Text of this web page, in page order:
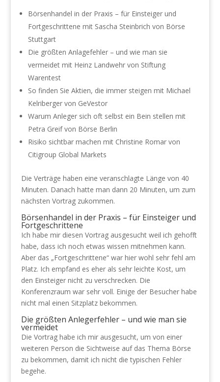
Börsenhandel in der Praxis – für Einsteiger und
Fortgeschrittene mit Sascha Steinbrich von Börse
Stuttgart
Die größten Anlagefehler – und wie man sie
vermeidet mit Heinz Landwehr von Stiftung
Warentest
So finden Sie Aktien, die immer steigen mit Michael
Kelriberger von GeVestor
Warum Anleger sich oft selbst ein Bein stellen mit
Petra Greif von Börse Berlin
Risiko sichtbar machen mit Christine Romar von
Citigroup Global Markets
Die Verträge haben eine veranschlagte Länge von 40
Minuten. Danach hatte man dann 20 Minuten, um zum
nächsten Vortrag zukommen.
Börsenhandel in der Praxis – für Einsteiger und
Fortgeschrittene
Ich habe mir diesen Vortrag ausgesucht weil ich gehofft
habe, dass ich noch etwas wissen mitnehmen kann.
Aber das „Fortgeschrittene“ war hier wohl sehr fehl am
Platz. Ich empfand es eher als sehr leichte Kost, um
den Einsteiger nicht zu verschrecken. Die
Konferenzraum war sehr voll. Einige der Besucher habe
nicht mal einen Sitzplatz bekommen.
Die größten Anlegerfehler – und wie man sie
vermeidet
Die Vortrag habe ich mir ausgesucht, um von einer
weiteren Person die Sichtweise auf das Thema Börse
zu bekommen, damit ich nicht die typischen Fehler
begehe.